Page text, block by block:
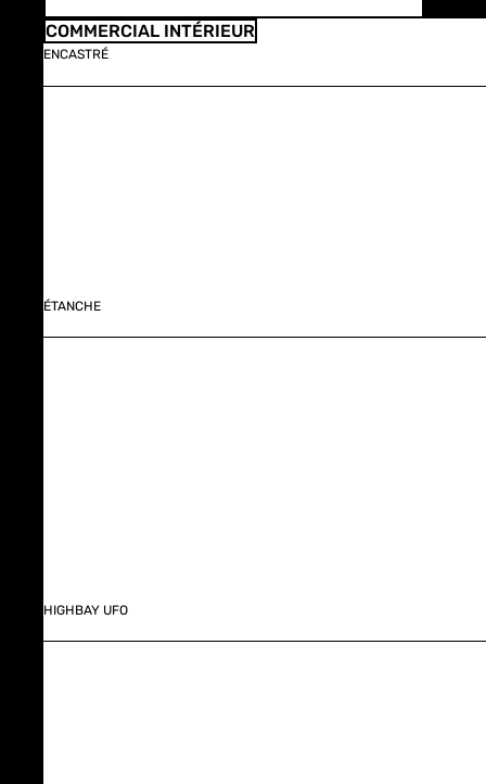
COMMERCIAL INTÉRIEUR
ENCASTRÉ
ÉTANCHE
HIGHBAY UFO